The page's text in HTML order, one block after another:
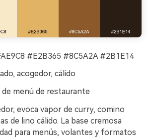
#E2B365 #8C5A2A #2B1E14
acogedor, cálido
de menú de restaurante
evoca vapor de curry, comino
de lino cálido. La base cremosa
para menús, volantes y formatos